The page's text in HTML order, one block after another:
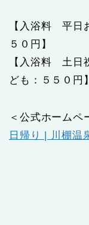
【入浴料 平日
５０円】
【入浴料 土日
ども：５５０円】
＜公式ホームペ
日帰り | 川棚温